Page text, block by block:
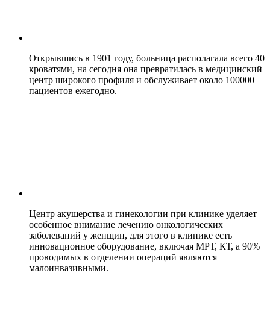
Открывшись в 1901 году, больница располагала всего 40
кроватями, на сегодня она превратилась в медицинский
центр широкого профиля и обслуживает около 100000
пациентов ежегодно.
Центр акушерства и гинекологии при клинике уделяет
особенное внимание лечению онкологических
заболеваний у женщин, для этого в клинике есть
инновационное оборудование, включая МРТ, КТ, а 90%
проводимых в отделении операций являются
малоинвазивными.